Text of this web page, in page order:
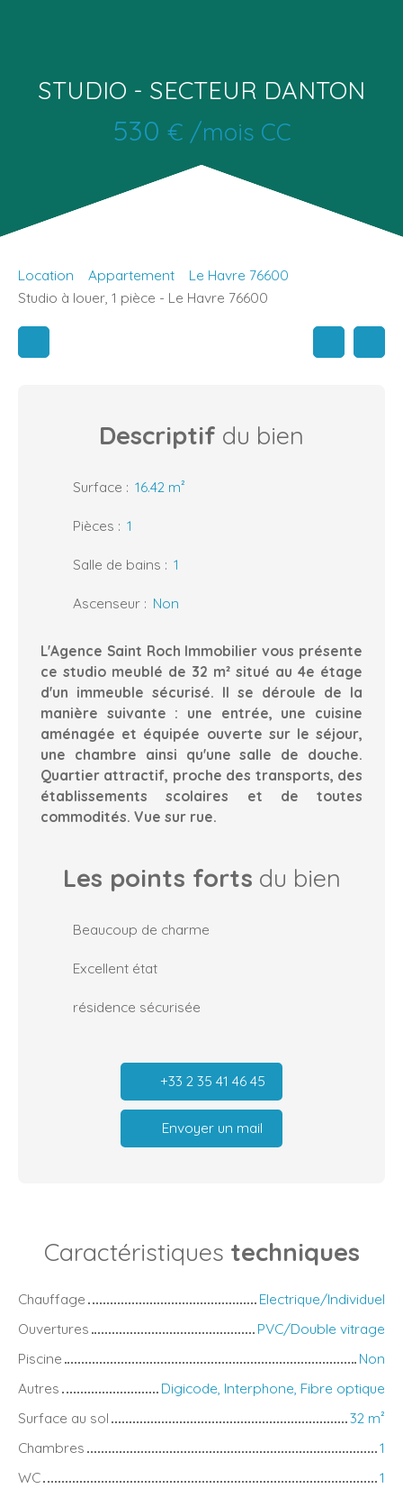
STUDIO - SECTEUR DANTON
530 € /mois CC
Location Appartement
Le Havre 76600
Studio à louer, 1 pièce - Le Havre 76600
Descriptif du bien
Surface : 16.42 m²
Pièces : 1
Salle de bains : 1
Ascenseur : Non
L'Agence Saint Roch Immobilier vous présente
ce studio meublé de 32 m² situé au 4e étage
d'un immeuble sécurisé. Il se déroule de la
manière suivante : une entrée, une cuisine
aménagée et équipée ouverte sur le séjour,
une chambre ainsi qu'une salle de douche.
Quartier attractif, proche des transports, des
établissements scolaires et de toutes
commodités. Vue sur rue.
Les points forts du bien
Beaucoup de charme
Excellent état
résidence sécurisée
+33 2 35 41 46 45
Envoyer un mail
Caractéristiques techniques
Chauffage
Electrique/Individuel
Ouvertures
PVC/Double vitrage
Piscine
Non
Autres
Digicode, Interphone, Fibre optique
Surface au sol
32 m²
Chambres
1
WC
1